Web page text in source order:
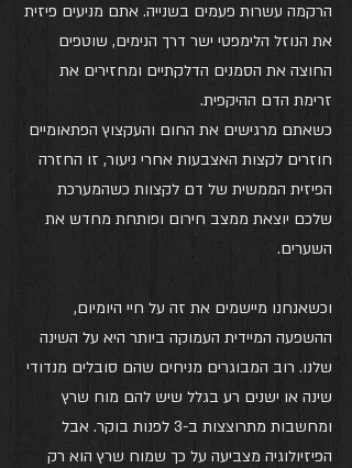
הרקמה עשרות פעמים בשנייה. אתם מניעים פיזית
את הנוזל הלימפטי ישר דרך הנימים, שוטפים
החוצה את הסמנים הדלקתיים ומחזירים את
זרימת הדם ההיקפית.
כשאתם מרגישים את החום והעקצוץ הפתאומיים
חוזרים לקצות האצבעות אחרי ניעור, זו החזרה
הפיזית הממשית של דם לקצוות כשהמערכת
שלכם יוצאת ממצב חירום ופותחת מחדש את
השערים.
וכשאנחנו מיישמים את זה על חיי היומיום,
ההשפעה המיידית העמוקה ביותר היא על השינה
שלנו. רוב המבוגרים מניחים שהם סובלים מנדודי
שינה או ישנים רע בגלל שיש להם מוח שרץ
ומחשבות מתרוצצות ב-3 לפנות בוקר. אבל
הפיזיולוגיה מצביעה על כך שמוח שרץ הוא רק